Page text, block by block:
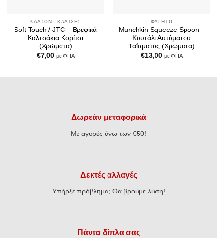
ΚΑΛΣΌΝ - ΚΆΛΤΣΕΣ
Soft Touch / JTC – Βρεφικά
Καλτσάκια Κορίτσι
(Χρώματα)
€7,00 με ΦΠΑ
ΦΑΓΗΤΌ
Munchkin Squeeze Spoon –
Κουτάλι Αυτόματου
Ταΐσματος (Χρώματα)
€13,00 με ΦΠΑ
Δωρεάν μεταφορικά
Με αγορές άνω των €50!
Δεκτές αλλαγές
Υπήρξε πρόβλημα; Θα βρούμε λύση!
Πάντα δίπλα σας